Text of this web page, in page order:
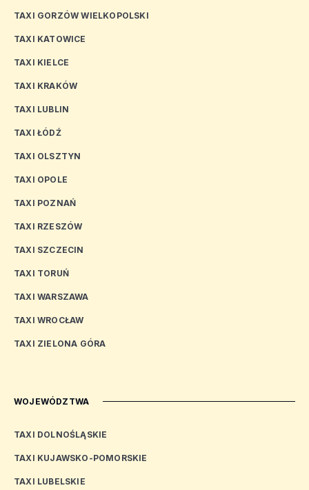
TAXI GORZÓW WIELKOPOLSKI
TAXI KATOWICE
TAXI KIELCE
TAXI KRAKÓW
TAXI LUBLIN
TAXI ŁÓDŹ
TAXI OLSZTYN
TAXI OPOLE
TAXI POZNAŃ
TAXI RZESZÓW
TAXI SZCZECIN
TAXI TORUŃ
TAXI WARSZAWA
TAXI WROCŁAW
TAXI ZIELONA GÓRA
WOJEWÓDZTWA
TAXI DOLNOŚLĄSKIE
TAXI KUJAWSKO-POMORSKIE
TAXI LUBELSKIE